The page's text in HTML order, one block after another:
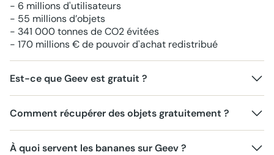
- 6 millions d'utilisateurs
- 55 millions d’objets
- 341 000 tonnes de CO2 évitées
- 170 millions € de pouvoir d'achat redistribué
Est-ce que Geev est gratuit ?
Comment récupérer des objets gratuitement ?
À quoi servent les bananes sur Geev ?